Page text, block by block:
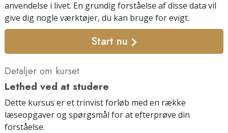
anvendelse i livet. En grundig forståelse af disse data vil
give dig nogle værktøjer, du kan bruge for evigt.
Start nu
Detaljer om kurset
Lethed ved at studere
Dette kursus er et trinvist forløb med en række
læseopgaver og spørgsmål for at efterprøve din
forståelse.